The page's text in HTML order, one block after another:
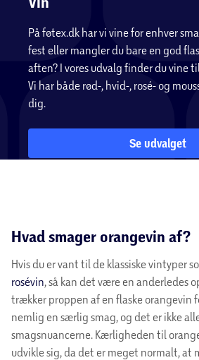
På føtex.dk har vi vine for enhver
fest eller mangler du bare en god
aften? I vores udvalg finder du vine
Vi har både rød-, hvid-, rosé- og
dig.
Se udvalget
Hvad smager orangevin af?
Hvis du er vant til de klassiske vintyper
rosévin, så kan det være en anderledes
trækker proppen af en flaske orangevin
nemlig en særlig smag, og det er ikke
smagsnuancerne. Kærligheden til
udvikle sig, da det er meget normalt, at